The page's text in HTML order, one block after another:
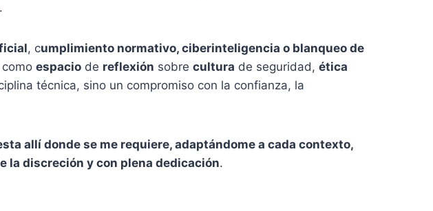
, cumplimiento normativo, ciberinteligencia o blanqueo de
como espacio de reflexión sobre cultura de seguridad, ética
técnica, sino un compromiso con la confianza, la
allí donde se me requiere, adaptándome a cada contexto,
la discreción y con plena dedicación.